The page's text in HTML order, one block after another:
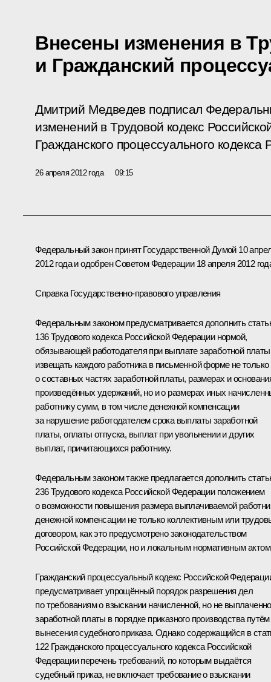
Внесены изменения в
и Гражданский
Дмитрий Медведев подписал
изменений в Трудовой кодекс
Гражданского процессуального
26 апреля 2012 года 09:15
Федеральный закон принят Государственной Думой 10
2012 года и одобрен Советом Федерации 18 апреля 2012
Справка Государственно-правового управления
Федеральным законом предусматривается дополнить
136 Трудового кодекса Российской Федерации нормой,
обязывающей работодателя при выплате заработной платы
извещать каждого работника в письменной форме не только
о составных частях заработной платы, размерах и
произведённых удержаний, но и о размерах иных
работнику сумм, в том числе денежной компенсации
за нарушение работодателем срока выплаты заработной
платы, оплаты отпуска, выплат при увольнении и других
выплат, причитающихся работнику.
Федеральным законом также предлагается дополнить
236 Трудового кодекса Российской Федерации положением
о возможности повышения размера выплачиваемой
денежной компенсации не только коллективным или
договором, как это предусмотрено законодательством
Российской Федерации, но и локальным нормативным
Гражданский процессуальный кодекс Российской
предусматривает упрощённый порядок разрешения дел
по требованиям о взыскании начисленной, но не
заработной платы в порядке приказного производства путём
вынесения судебного приказа. Однако содержащийся в
122 Гражданского процессуального кодекса Российской
Федерации перечень требований, по которым выдаётся
судебный приказ, не включает требование о взыскании